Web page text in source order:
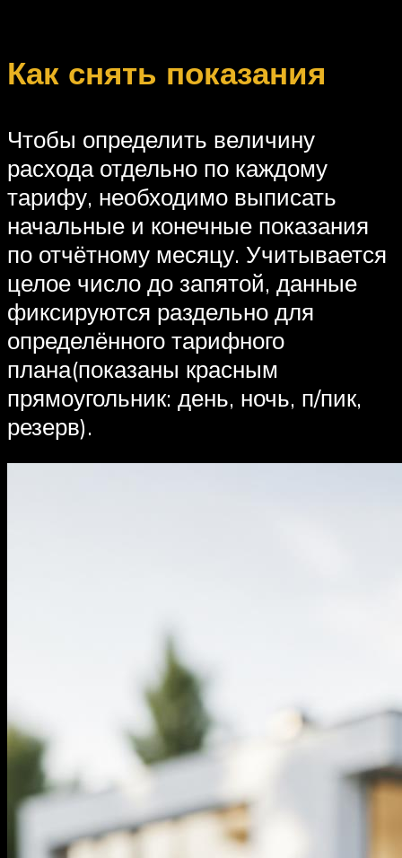
Как снять показания
Чтобы определить величину
расхода отдельно по каждому
тарифу, необходимо выписать
начальные и конечные показания
по отчётному месяцу. Учитывается
целое число до запятой, данные
фиксируются раздельно для
определённого тарифного
плана(показаны красным
прямоугольник: день, ночь, п/пик,
резерв).